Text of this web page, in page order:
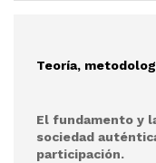
Teoría,
El fundamento y
sociedad
participación.